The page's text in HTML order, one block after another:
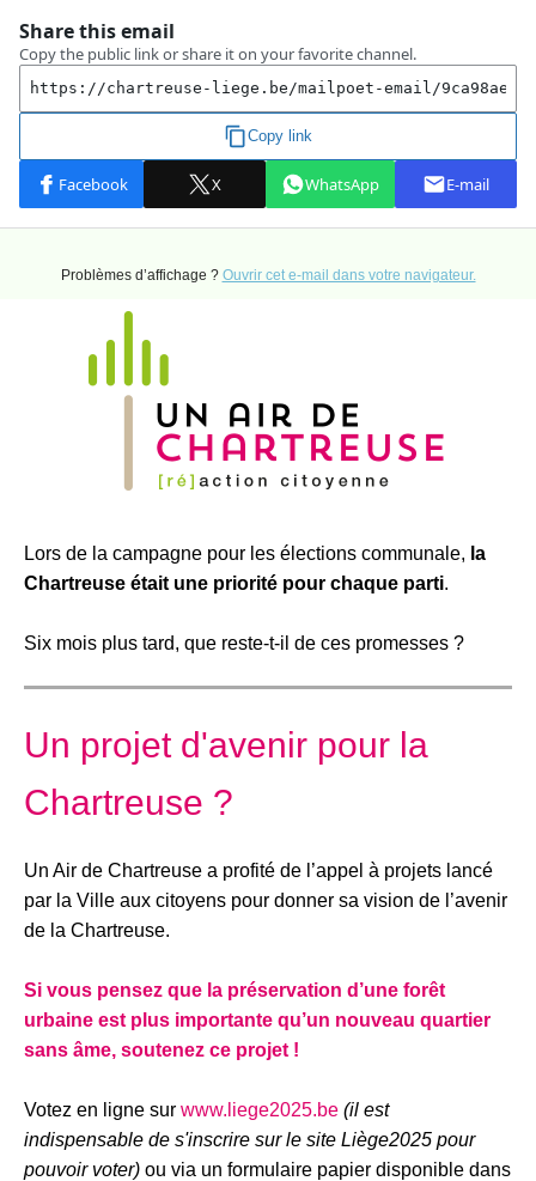
Problèmes d’affichage ? Ouvrir cet e-mail dans votre navigateur.
Lors de la campagne pour les élections communale, la
Chartreuse était une priorité pour chaque parti.
Six mois plus tard, que reste-t-il de ces promesses ?
Un projet d'avenir pour la
Chartreuse ?
Un Air de Chartreuse a profité de l’appel à projets lancé
par la Ville aux citoyens pour donner sa vision de l’avenir
de la Chartreuse.
Si vous pensez que la préservation d’une forêt
urbaine est plus importante qu’un nouveau quartier
sans âme, soutenez ce projet !
Votez en ligne sur www.liege2025.be (il est
indispensable de s'inscrire sur le site Liège2025 pour
pouvoir voter) ou via un formulaire papier disponible dans